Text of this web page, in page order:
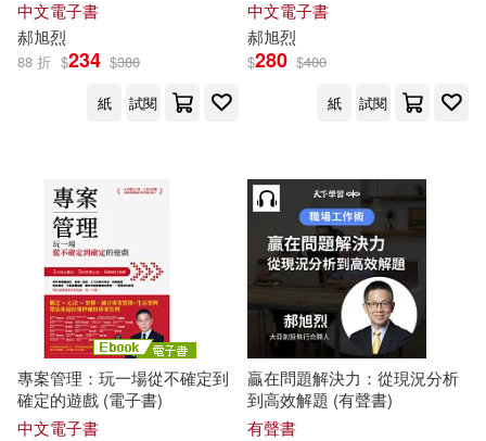
中文電子書
郝旭烈
88 折 $234 $380
紙
試閱
礎 (電子書)
中文電子書
郝旭烈
$280 $400
紙
試閱
專案管理：玩一場從不確定到
確定的遊戲 (電子書)
中文電子書
贏在問題解決力：從現況分析
到高效解題 (有聲書)
有聲書